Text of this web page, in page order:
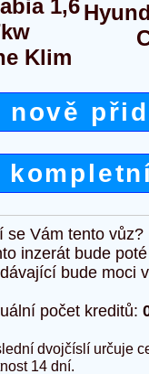
1,6
Klim
nově
se Vám tento
inzerát bude
bude moci
počet kreditů:
dvojčíslí určuje
14 dní.